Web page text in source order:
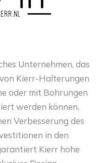
Unternehmen, das
Kierr-Halterungen
oder mit Bohrungen
werden können.
Verbesserung des
in den
Kierr hohe